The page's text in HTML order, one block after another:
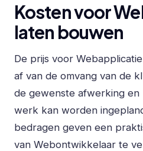
Kosten voor
laten bouwen
De prijs voor
af van de omvang van de
de gewenste afwerking en
werk kan worden
bedragen geven een
van Webontwikkelaar te